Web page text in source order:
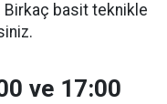
Birkaç basit teknikle
ve 17:00